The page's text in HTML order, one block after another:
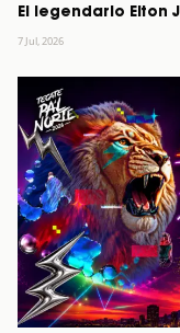
El legendario Elton
7 Jul, 2026